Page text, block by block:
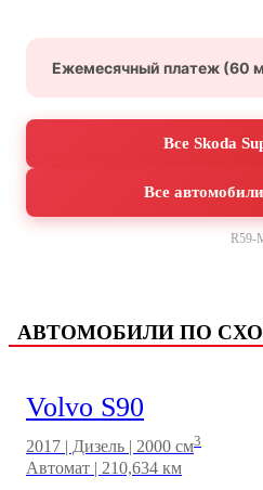
Ежемесячный платеж (60
Все Skoda
Все
R59-
АВТОМОБИЛИ ПО
Volvo S90
2017 | Дизель | 2000 см3
Автомат | 210,634 км